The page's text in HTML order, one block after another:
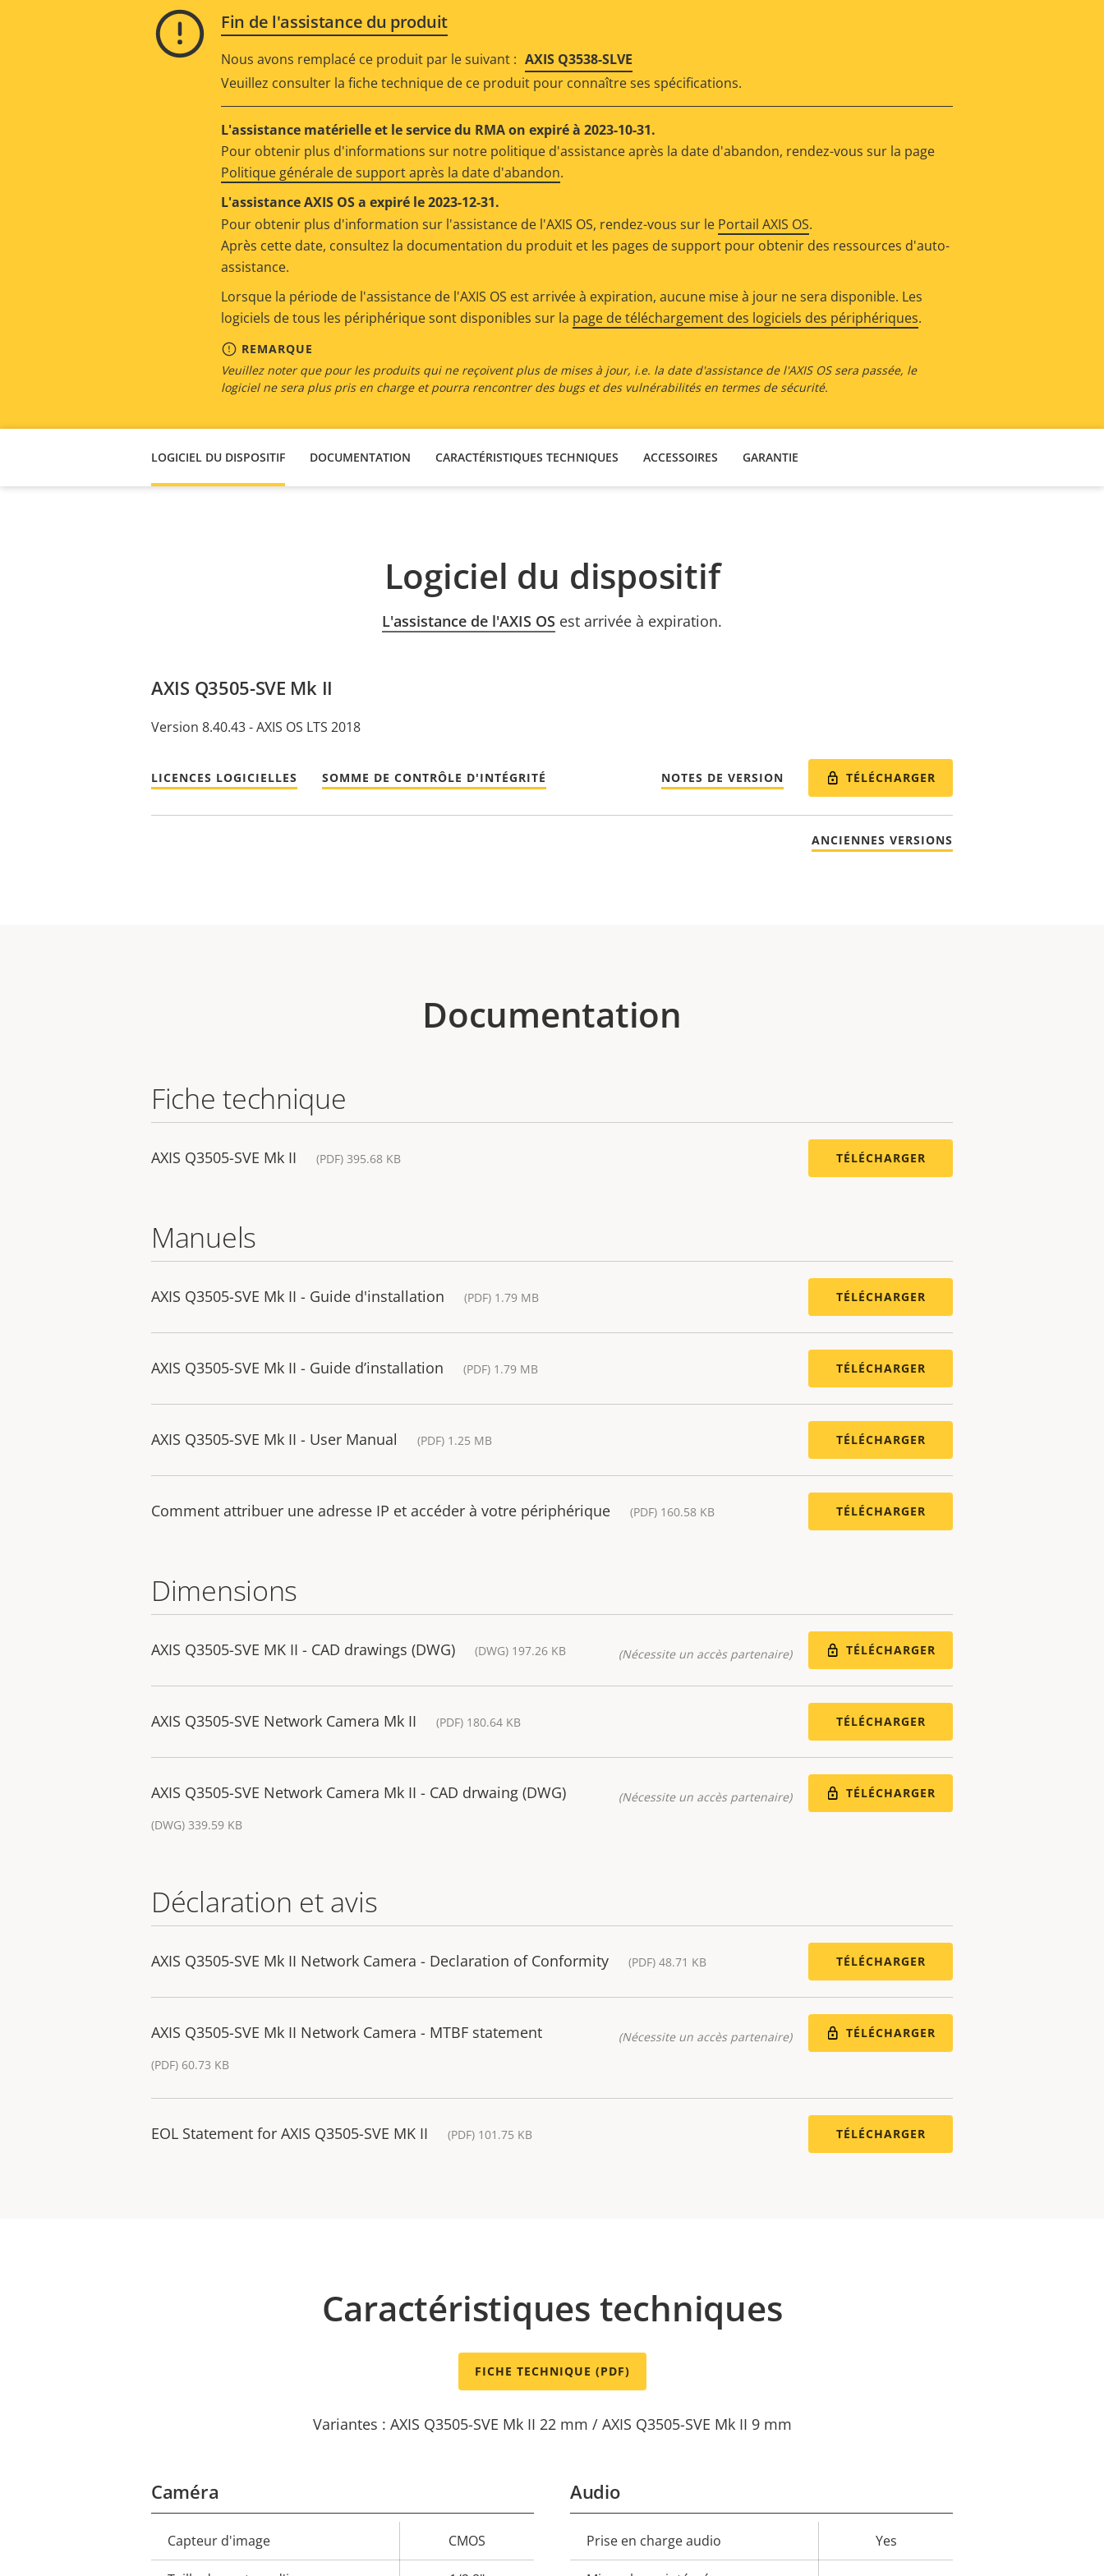
Fin de l'assistance du produit
Nous avons remplacé ce produit par le suivant : AXIS Q3538-SLVE
Veuillez consulter la fiche technique de ce produit pour connaître ses spécifications.
L'assistance matérielle et le service du RMA on expiré à 2023-10-31.
Pour obtenir plus d'informations sur notre politique d'assistance après la date d'abandon, rendez-vous sur la page
Politique générale de support après la date d'abandon.
L'assistance AXIS OS a expiré le 2023-12-31.
Pour obtenir plus d'information sur l'assistance de l'AXIS OS, rendez-vous sur le Portail AXIS OS.
Après cette date, consultez la documentation du produit et les pages de support pour obtenir des ressources d'auto-
assistance.
Lorsque la période de l'assistance de l'AXIS OS est arrivée à expiration, aucune mise à jour ne sera disponible. Les
logiciels de tous les périphérique sont disponibles sur la page de téléchargement des logiciels des périphériques.
REMARQUE
Veuillez noter que pour les produits qui ne reçoivent plus de mises à jour, i.e. la date d'assistance de l'AXIS OS sera passée, le
logiciel ne sera plus pris en charge et pourra rencontrer des bugs et des vulnérabilités en termes de sécurité.
LOGICIEL DU DISPOSITIF DOCUMENTATION CARACTÉRISTIQUES TECHNIQUES ACCESSOIRES GARANTIE
Logiciel du dispositif
L'assistance de l'AXIS OS est arrivée à expiration.
AXIS Q3505-SVE Mk II
Version 8.40.43 - AXIS OS LTS 2018
LICENCES LOGICIELLES SOMME DE CONTRÔLE D'INTÉGRITÉ NOTES DE VERSION TÉLÉCHARGER
ANCIENNES VERSIONS
Documentation
Fiche technique
AXIS Q3505-SVE Mk II (PDF) 395.68 KB TÉLÉCHARGER
Manuels
AXIS Q3505-SVE Mk II - Guide d'installation (PDF) 1.79 MB TÉLÉCHARGER
AXIS Q3505-SVE Mk II - Guide d’installation (PDF) 1.79 MB TÉLÉCHARGER
AXIS Q3505-SVE Mk II - User Manual (PDF) 1.25 MB TÉLÉCHARGER
Comment attribuer une adresse IP et accéder à votre périphérique (PDF) 160.58 KB TÉLÉCHARGER
Dimensions
AXIS Q3505-SVE MK II - CAD drawings (DWG) (DWG) 197.26 KB (Nécessite un accès partenaire) TÉLÉCHARGER
AXIS Q3505-SVE Network Camera Mk II (PDF) 180.64 KB TÉLÉCHARGER
AXIS Q3505-SVE Network Camera Mk II - CAD drwaing (DWG)
(DWG) 339.59 KB
(Nécessite un accès partenaire) TÉLÉCHARGER
Déclaration et avis
AXIS Q3505-SVE Mk II Network Camera - Declaration of Conformity (PDF) 48.71 KB TÉLÉCHARGER
AXIS Q3505-SVE Mk II Network Camera - MTBF statement
(PDF) 60.73 KB
(Nécessite un accès partenaire) TÉLÉCHARGER
EOL Statement for AXIS Q3505-SVE MK II (PDF) 101.75 KB TÉLÉCHARGER
Caractéristiques techniques
FICHE TECHNIQUE (PDF)
Variantes : AXIS Q3505-SVE Mk II 22 mm / AXIS Q3505-SVE Mk II 9 mm
Caméra
Description
de la
Capteur d'image CMOS
Audio
Description
de la
Valeur
Prise en charge audio Yes